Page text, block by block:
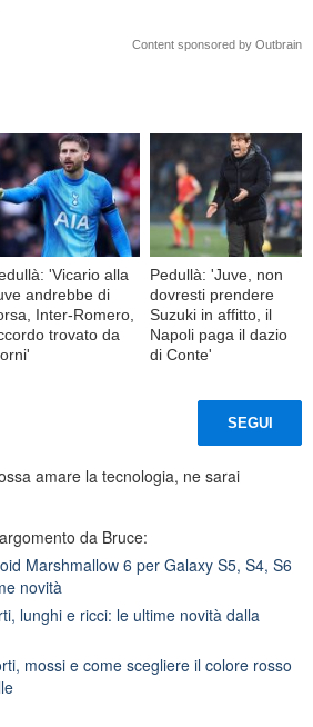
Content sponsored by Outbrain
'Vicario alla
andrebbe di
Inter-Romero,
trovato da
Pedullà: 'Juve, non
dovresti prendere
Suzuki in affitto, il
Napoli paga il dazio
di Conte'
SEGUI
amare la tecnologia, ne sarai
da Bruce:
Marshmallow 6 per Galaxy S5, S4, S6
novità
lunghi e ricci: le ultime novità dalla
mossi e come scegliere il colore rosso